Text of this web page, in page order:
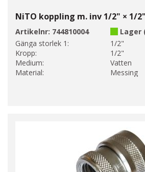
NiTO koppling m. inv 1/2" × 1/2"
Artikelnr: 744810004
Lager
Gänga storlek 1:
1/2"
Kropp:
1/2"
Medium:
Vatten
Material:
Messing